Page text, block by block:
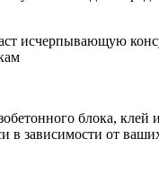
исчерпывающую
блока, клей
в зависимости от